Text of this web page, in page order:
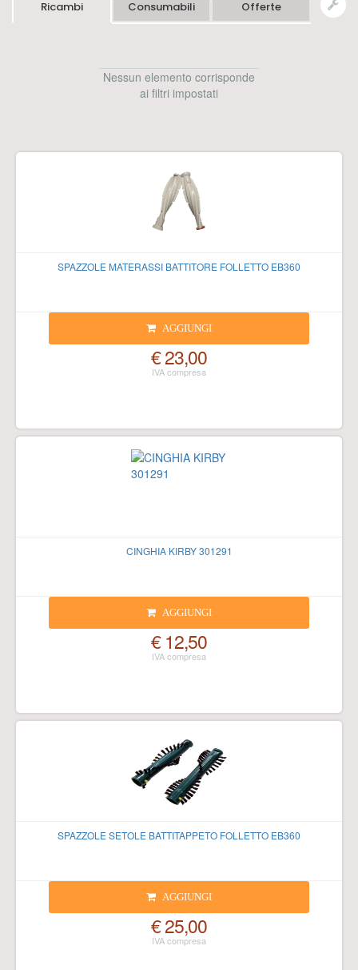
Ricambi Consumabili Offerte
Nessun elemento corrisponde
ai filtri impostati
SPAZZOLE MATERASSI BATTITORE FOLLETTO EB360
AGGIUNGI
€ 23,00
CINGHIA KIRBY 301291
AGGIUNGI
€ 12,50
SPAZZOLE SETOLE BATTITAPPETO FOLLETTO EB360
AGGIUNGI
€ 25,00